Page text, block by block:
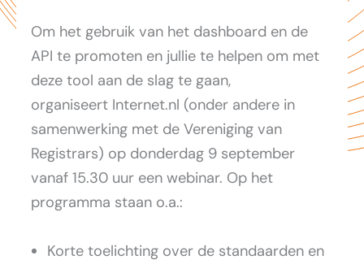
Om het gebruik van het dashboard en de
API te promoten en jullie te helpen om met
deze tool aan de slag te gaan,
organiseert Internet.nl (onder andere in
samenwerking met de Vereniging van
Registrars) op donderdag 9 september
vanaf 15.30 uur een webinar. Op het
programma staan o.a.:
Korte toelichting over de standaarden en